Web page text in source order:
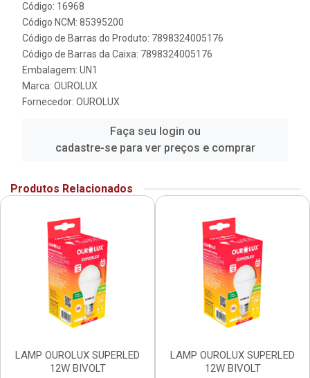
Código: 16968
Código NCM: 85395200
Código de Barras do Produto: 7898324005176
Código de Barras da Caixa: 7898324005176
Embalagem: UN1
Marca: OUROLUX
Fornecedor: OUROLUX
Faça seu login ou
cadastre-se para ver preços e comprar
Produtos Relacionados
LAMP OUROLUX SUPERLED
12W BIVOLT
LAMP OUROLUX SUPERLED
12W BIVOLT